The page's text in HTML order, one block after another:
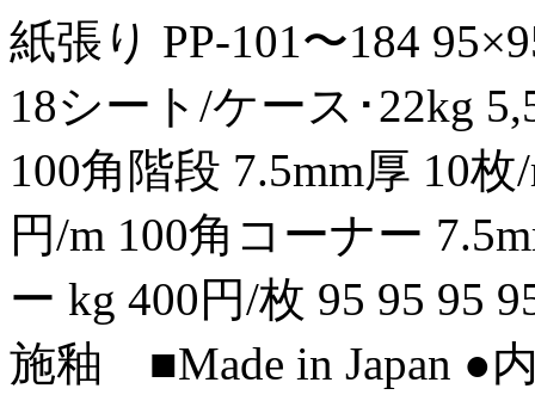
紙張り PP‑101〜184
18シート/ケース･22kg
100角階段 7.5mm厚 10
円/m 100角コーナー
ー kg 400円/枚 95 95 95
施釉 ■Made in Japan ●